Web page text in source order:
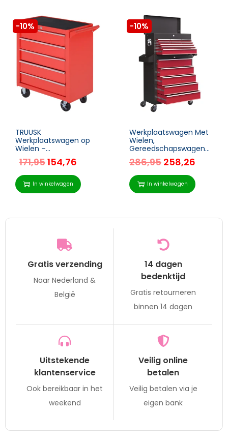
-10%
TRUUSK
Werkplaatswagen op
Wielen –
Gereedschapswagen
met 5 Laden –
Afsluitbare Rolwagen
met EVA-mat –
Mobiele Montagekar –
171,95154,76
In winkelwagen
-10%
Werkplaatswagen Met
Wielen,
Gereedschapswagen
Met 14 Laden,
Afsluitbare Montagekar
Met Zijdelingse
Perforatieplaat, EVA-
matten, Mobiele
286,95 258,26
In winkelwagen
Gratis verzending
Naar Nederland &
België
14 dagen
bedenktijd
Gratis retourneren
binnen 14 dagen
Uitstekende
klantenservice
Ook bereikbaar in het
weekend
Veilig online
betalen
Veilig betalen via je
eigen bank